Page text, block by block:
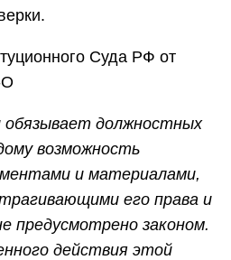
Суда РФ от
О
должностных
возможность
и материалами,
его права и
предусмотрено законом.
действия этой